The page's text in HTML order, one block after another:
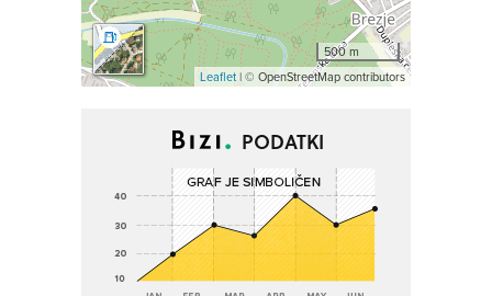
500 m
Leaflet| © OpenStreetMap contributors
PODATKI